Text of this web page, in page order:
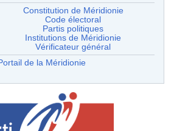
Constitution de Méridionie
Code électoral
Partis politiques
Institutions de Méridionie
Vérificateur général
de la Méridionie